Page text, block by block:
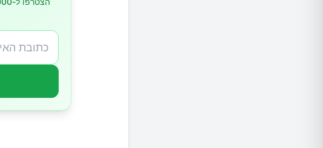
איך מאבחנים
דרכי טיפול
ניתוח סינוסים